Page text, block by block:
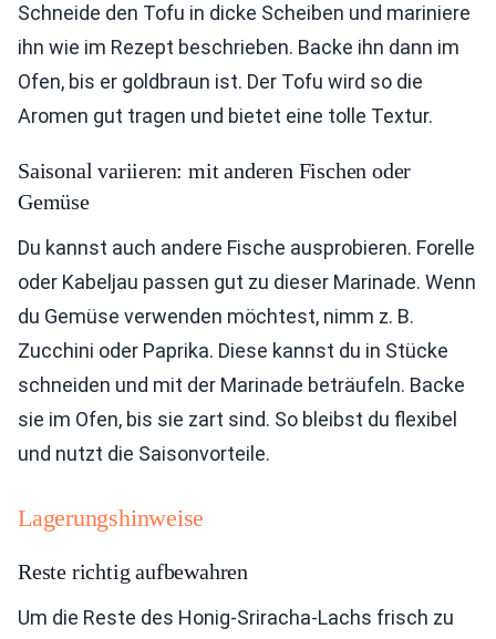
Schneide den Tofu in dicke Scheiben und mariniere
ihn wie im Rezept beschrieben. Backe ihn dann im
Ofen, bis er goldbraun ist. Der Tofu wird so die
Aromen gut tragen und bietet eine tolle Textur.
Saisonal variieren: mit anderen Fischen oder
Gemüse
Du kannst auch andere Fische ausprobieren. Forelle
oder Kabeljau passen gut zu dieser Marinade. Wenn
du Gemüse verwenden möchtest, nimm z. B.
Zucchini oder Paprika. Diese kannst du in Stücke
schneiden und mit der Marinade beträufeln. Backe
sie im Ofen, bis sie zart sind. So bleibst du flexibel
und nutzt die Saisonvorteile.
Lagerungshinweise
Reste richtig aufbewahren
Um die Reste des Honig-Sriracha-Lachs frisch zu